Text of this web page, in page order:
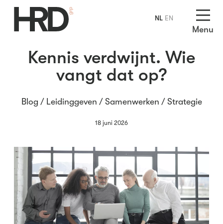
Menu
Kennis verdwijnt. Wie
vangt dat op?
Blog / Leidinggeven / Samenwerken / Strategie
18 juni 2026
NL EN